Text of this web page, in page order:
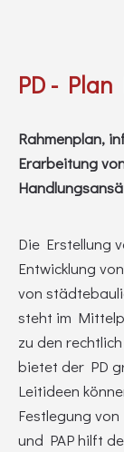
PD -
Rahmenplan,
Erarbeitung
Die Erstellung
Entwicklung
von
steht im
zu den
bietet der PD
Leitideen
Festlegung
und PAP hilft